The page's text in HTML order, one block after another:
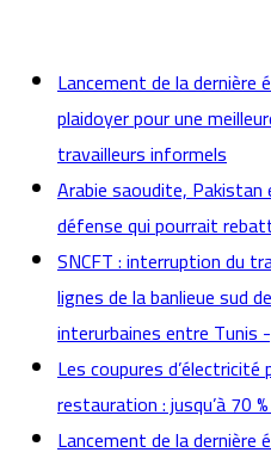
Lancement de la dernière
plaidoyer pour une
travailleurs informels
Arabie saoudite,
défense qui pourrait
SNCFT : interruption du
lignes de la banlieue sud
interurbaines entre Tunis
Les coupures
restauration : jusqu’à 70
Lancement de la dernière